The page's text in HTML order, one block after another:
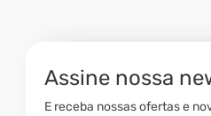
Assine nossa
E receba nossas ofertas e